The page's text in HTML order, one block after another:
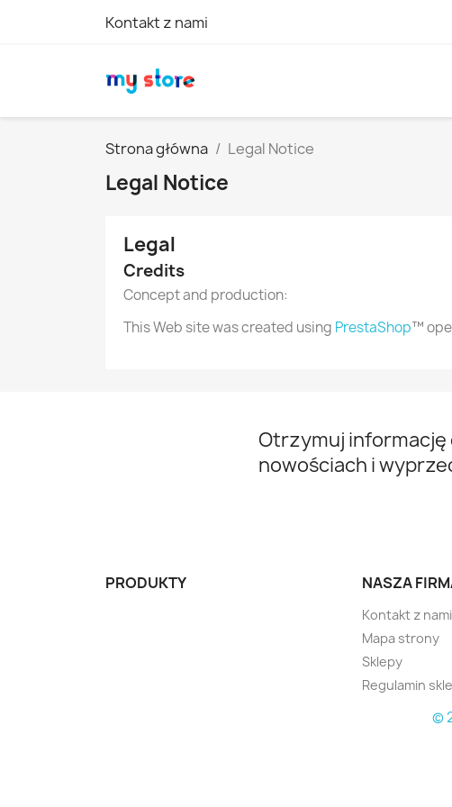
Kontakt z nami
Strona główna Legal Notice
Legal Notice
Legal
Credits
Concept and production:
This Web site was created using PrestaShop™
Otrzymuj informację
nowościach i
PRODUKTY NASZA
Kontakt z nami
Mapa strony
Sklepy
Regulamin
©